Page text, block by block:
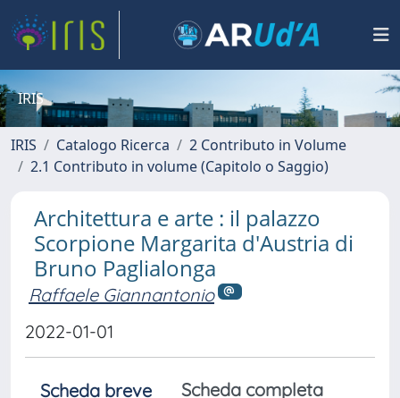
IRIS
IRIS Catalogo Ricerca
2 Contributo in Volume
2.1 Contributo in volume (Capitolo o Saggio)
Architettura e arte : il palazzo
Scorpione Margarita d'Austria di
Bruno Paglialonga
Raffaele Giannantonio
2022-01-01
Scheda breve
Scheda completa